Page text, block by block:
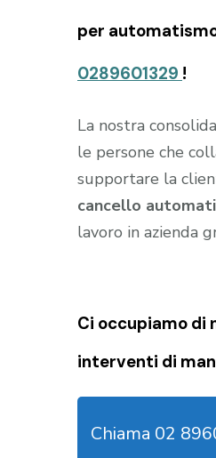
per
0289601329 !
La nostra
le persone che
supportare la
cancello
lavoro in azienda
Ci occupiamo di
interventi di
Chiama 02